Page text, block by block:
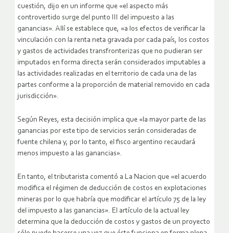
cuestión, dijo en un informe que «el aspecto más
controvertido surge del punto III del impuesto a las
ganancias». Allí se establece que, «a los efectos de verificar la
vinculación con la renta neta gravada por cada país, los costos
y gastos de actividades transfronterizas que no pudieran ser
imputados en forma directa serán considerados imputables a
las actividades realizadas en el territorio de cada una de las
partes conforme a la proporción de material removido en cada
jurisdicción».
Según Reyes, esta decisión implica que «la mayor parte de las
ganancias por este tipo de servicios serán consideradas de
fuente chilena y, por lo tanto, el fisco argentino recaudará
menos impuesto a las ganancias».
En tanto, el tributarista comentó a La Nacion que «el acuerdo
modifica el régimen de deducción de costos en explotaciones
mineras por lo que habría que modificar el artículo 75 de la ley
del impuesto a las ganancias». El artículo de la actual ley
determina que la deducción de costos y gastos de un proyecto